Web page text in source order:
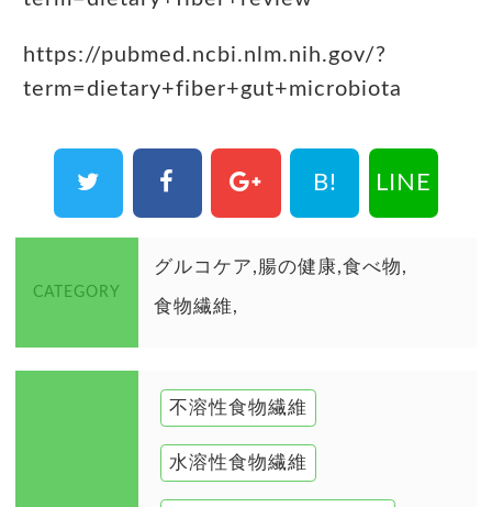
https://pubmed.ncbi.nlm.nih.gov/?
term=dietary+fiber+gut+microbiota
B! LINE
CATEGORY
グルコケア 腸の健康 食べ物
食物繊維
不溶性食物繊維
水溶性食物繊維